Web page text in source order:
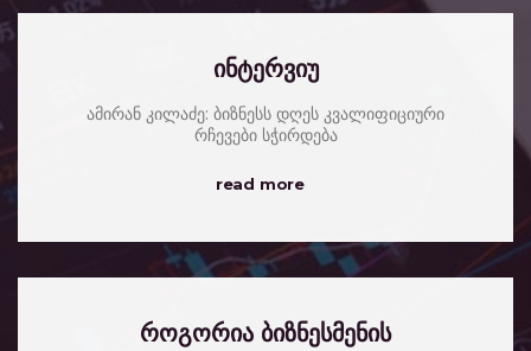
ინტერვიუ
ამირან კილაძე: ბიზნესს დღეს კვალიფიციური
რჩევები სჭირდება
read more
როგორია ბიზნესმენის